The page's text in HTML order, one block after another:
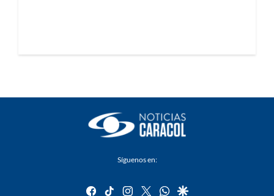
Síguenos en:
facebook
tiktok instagram
twitterwhatsapp
google